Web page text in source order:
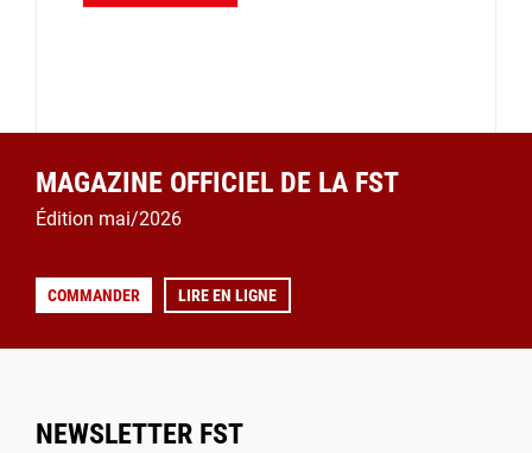
MAGAZINE OFFICIEL DE LA FST
Édition mai/2026
COMMANDER LIRE EN LIGNE
NEWSLETTER FST